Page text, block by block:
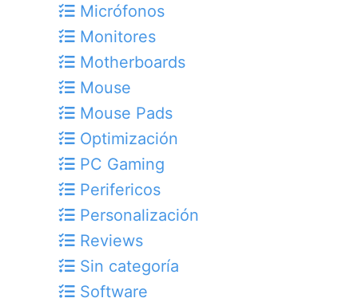
Micrófonos
Monitores
Motherboards
Mouse
Mouse Pads
Optimización
PC Gaming
Perifericos
Personalización
Reviews
Sin categoría
Software